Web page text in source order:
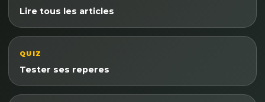
Lire tous les articles
QUIZ
Tester ses reperes